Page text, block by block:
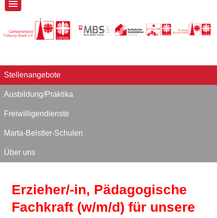
Stellenangebote
Ausbildung/Praktika
Freiwilligendienste
Marta-Belstler-Schulen
Über uns
Erzieher/-in, Pädagogische
Fachkraft (w/m/d) für unsere